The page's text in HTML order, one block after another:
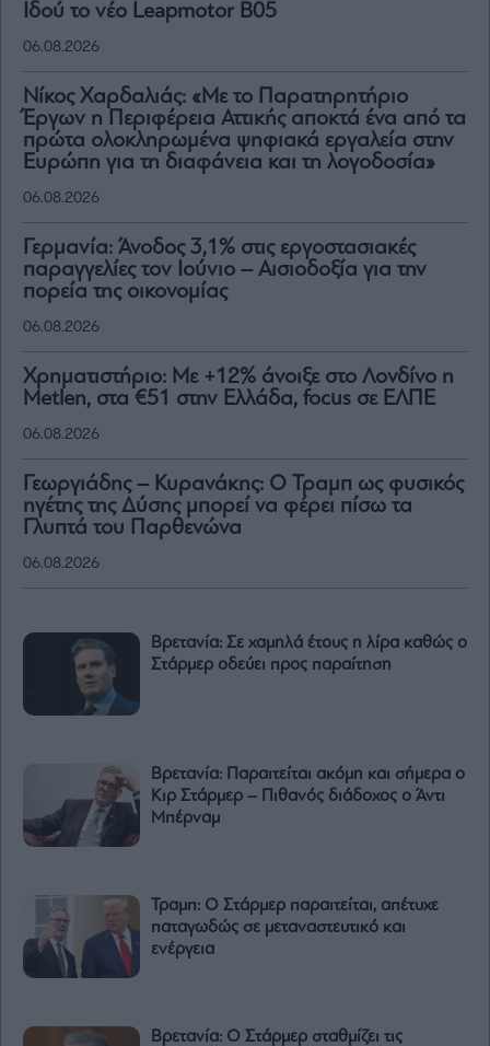
Ιδού τo νέο Leapmotor B05
06.08.2026
Νίκος Χαρδαλιάς: «Με το Παρατηρητήριο
Έργων η Περιφέρεια Αττικής αποκτά ένα από τα
πρώτα ολοκληρωμένα ψηφιακά εργαλεία στην
Ευρώπη για τη διαφάνεια και τη λογοδοσία»
06.08.2026
Γερμανία: Άνοδος 3,1% στις εργοστασιακές
παραγγελίες τον Ιούνιο – Αισιοδοξία για την
πορεία της οικονομίας
06.08.2026
Χρηματιστήριο: Με +12% άνοιξε στο Λονδίνο η
Metlen, στα €51 στην Ελλάδα, focus σε ΕΛΠΕ
06.08.2026
Γεωργιάδης – Κυρανάκης: Ο Τραμπ ως φυσικός
ηγέτης της Δύσης μπορεί να φέρει πίσω τα
Γλυπτά του Παρθενώνα
06.08.2026
Βρετανία: Σε χαμηλά έτους η λίρα καθώς ο
Στάρμερ οδεύει προς παραίτηση
Βρετανία: Παραιτείται ακόμη και σήμερα ο
Κιρ Στάρμερ – Πιθανός διάδοχος ο Άντι
Μπέρναμ
Τραμπ: Ο Στάρμερ παραιτείται, απέτυχε
παταγωδώς σε μεταναστευτικό και
ενέργεια
Βρετανία: Ο Στάρμερ σταθμίζει τις